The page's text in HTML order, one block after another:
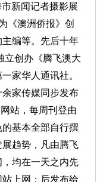
市新闻记者摄影展
《澳洲侨报》创
编等。先后十年
立创办《腾飞澳大
家华人通讯社。
家传媒同步发布
站，每周刊登由
基本全部自行撰
趋势，凡由腾飞
均在一天之内先
上网；后发布给